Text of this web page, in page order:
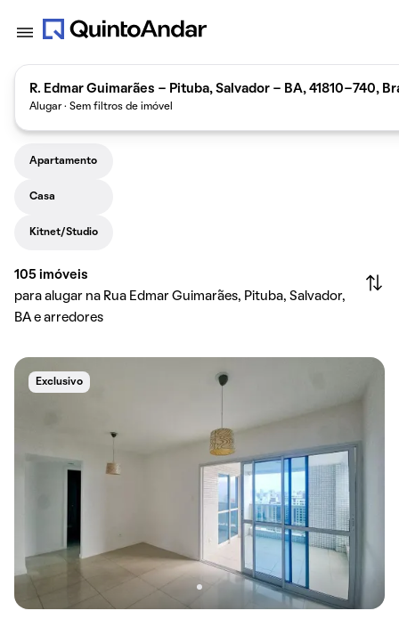
R. Edmar Guimarães - Pituba, Salvador - BA, 41810-740,
Alugar · Sem filtros de imóvel
Apartamento
Casa
Kitnet/Studio
105 imóveis
para alugar na Rua Edmar Guimarães, Pituba, Salvador,
BA e arredores
Exclusivo